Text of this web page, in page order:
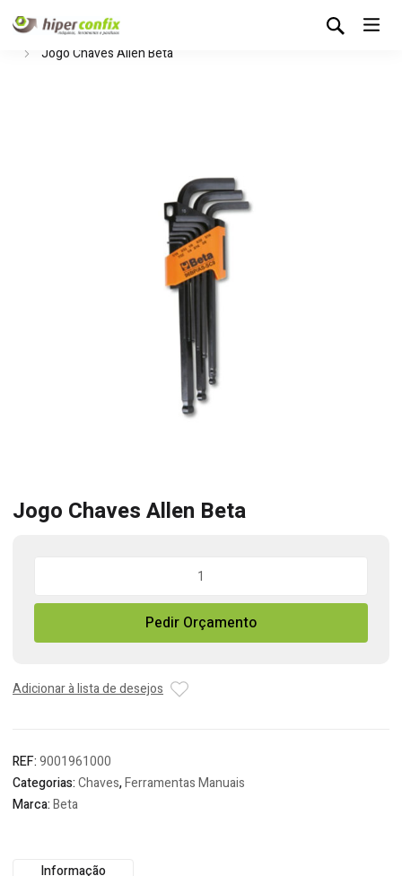
Início Loja Hipertintas
Chaves
Jogo Chaves Allen Beta
Jogo Chaves Allen Beta
Jogo
Allen
Pedir Orçamento
Adicionar à lista de desejos
REF:9001961000
Categorias:Chaves,Ferramentas Manuais
Marca:Beta
Informação